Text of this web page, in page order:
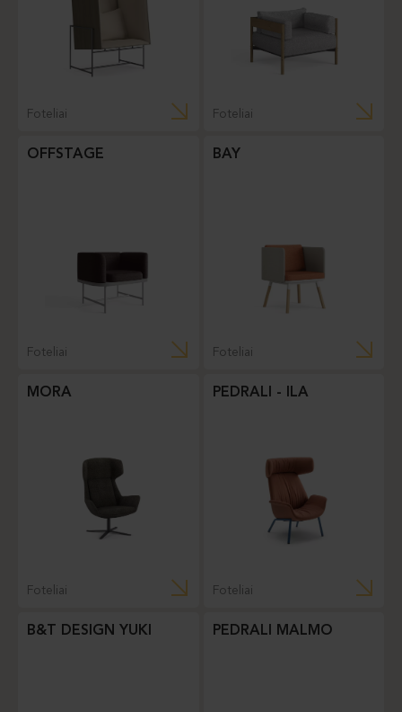
Foteliai Foteliai
OFFSTAGE
Foteliai
BAY
Foteliai
MORA
Foteliai
PEDRALI - ILA
Foteliai
B&T DESIGN YUKI PEDRALI MALMO